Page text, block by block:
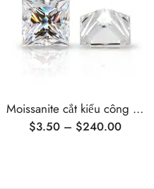
Moissanite cắt kiểu công chúa
$3.50 – $240.00